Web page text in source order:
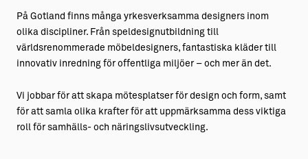
På Gotland finns många yrkesverksamma designers inom
olika discipliner. Från speldesignutbildning till
världsrenommerade möbeldesigners, fantastiska kläder till
innovativ inredning för offentliga miljöer – och mer än det.
Vi jobbar för att skapa mötesplatser för design och form, samt
för att samla olika krafter för att uppmärksamma dess viktiga
roll för samhälls- och näringslivsutveckling.